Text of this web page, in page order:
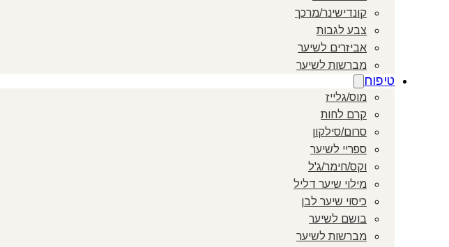
קונדישינר/מרכך
צבע לגבות
אביזרים לשיער
מברשות לשיער
טיפוח
מוס/גלייז
קרם לחות
סרום/סילקון
ספריי לשיער
וקס/חימר/ג'ל
מילוי שיער דליל
כיסוי שיער לבן
בושם לשיער
מברשות לשיער